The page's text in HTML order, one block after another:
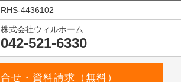
RHS-4436102
株式会社ウィルホーム
042-521-6330